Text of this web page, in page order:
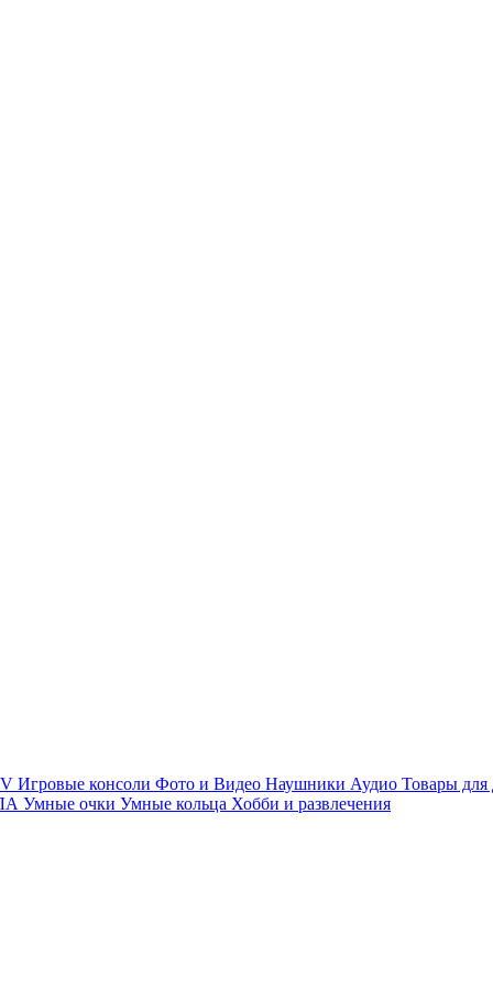
Игровые консоли Фото и Видео Наушники Аудио Товары для
Умные очки Умные кольца Хобби и развлечения